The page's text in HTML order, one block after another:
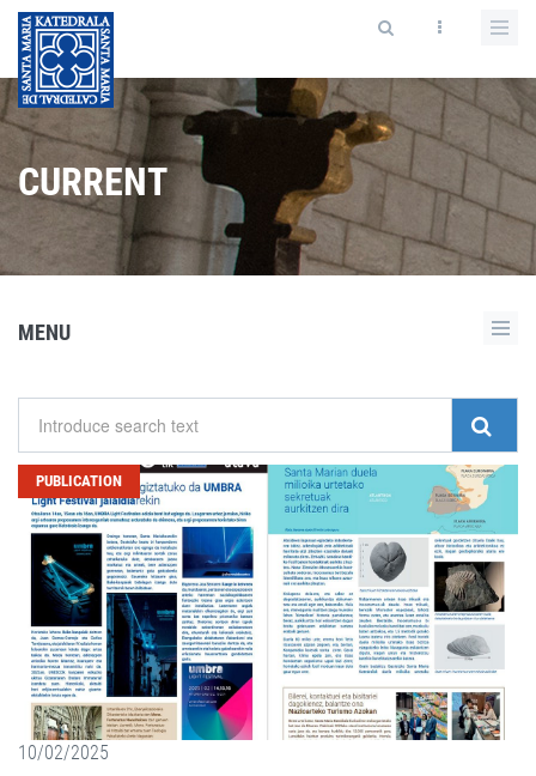
CURRENT
MENU
PUBLICATION
10/02/2025